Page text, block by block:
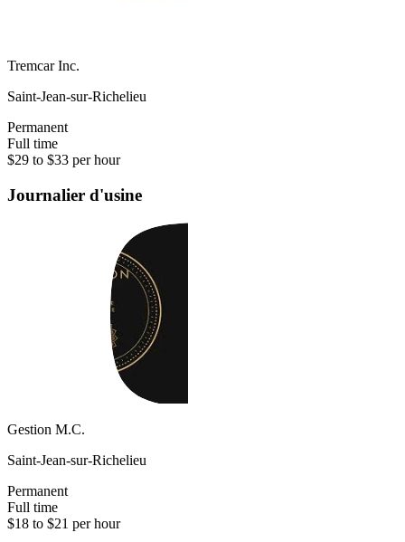
Tremcar Inc.
Saint-Jean-sur-Richelieu
Permanent
Full time
$29 to $33 per hour
Journalier d'usine
Gestion M.C.
Saint-Jean-sur-Richelieu
Permanent
Full time
$18 to $21 per hour